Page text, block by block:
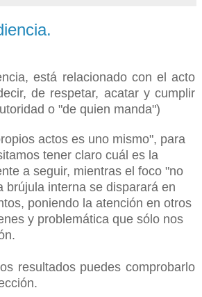
, está relacionado con el acto
de respetar, acatar y cumplir
o "de quien manda")
actos es uno mismo", para
tener claro cuál es la
a seguir, mientras el foco "no
brújula interna se disparará en
poniendo la atención en otros
y problemática que sólo nos
resultados puedes comprobarlo